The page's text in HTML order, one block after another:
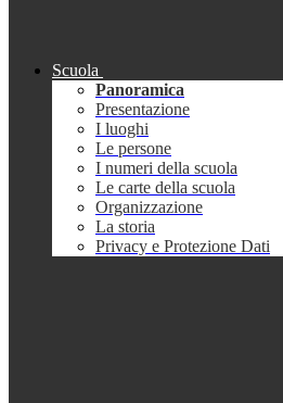
Scuola
Panoramica
Presentazione
I luoghi
Le persone
I numeri della scuola
Le carte della scuola
Organizzazione
La storia
Privacy e Protezione Dati